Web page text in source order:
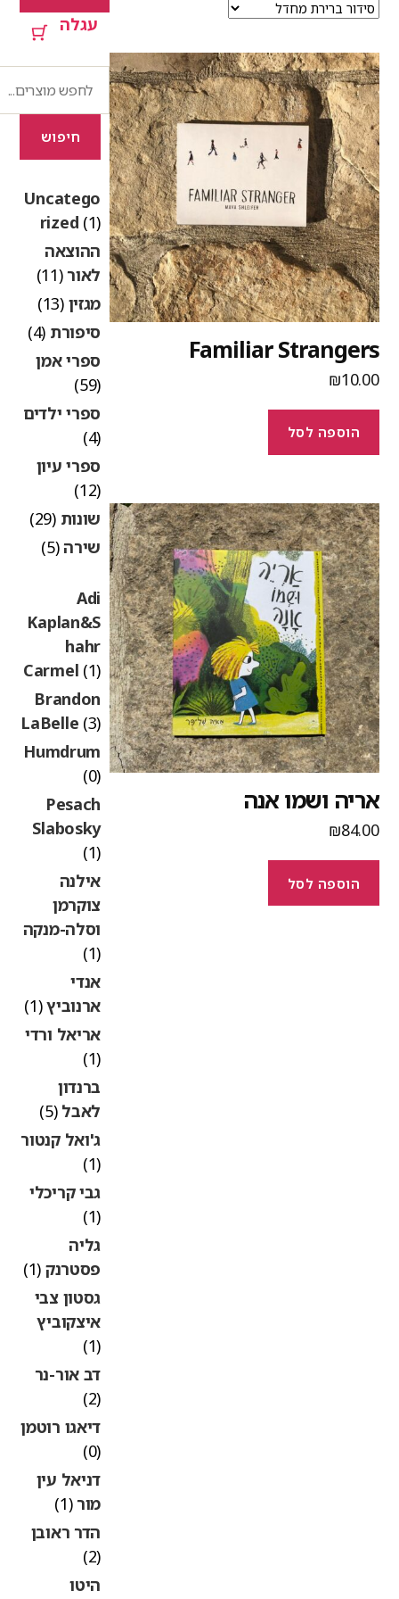
Familiar
₪
הוספה לסל
ושמו אנה
₪
הוספה לסל
עגלה
חיפוש
חיפוש
Uncatego
rized (1)
ההוצאה
לאור(11)
מגזין(13)
סיפורת(4)
ספרי אמן
ספרי ילדים
ספרי עיון
שונות(29)
שירה(5)
Adi
Kaplan&S
hahr
Carmel (1)
Brandon
LaBelle (3)
Humdrum
(0)
Pesach
Slabosky
אילנה
צוקרמן
וסלה-מנקה
אנדי
ארנוביץ(1)
אריאל ורדי
ברנדון
לאבל(5)
ג'ואל קנטור
גבי קריכלי
גליה
פסטרנק(1)
גסטון צבי
איצקוביץ
דב אור-נר
דיאגו רוטמן
דניאל עין
מור(1)
הדר ראובן
היטו